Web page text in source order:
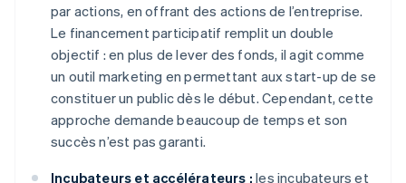
par actions, en offrant des actions de l’entreprise.
Le financement participatif remplit un double
objectif : en plus de lever des fonds, il agit comme
un outil marketing en permettant aux start-up de se
constituer un public dès le début. Cependant, cette
approche demande beaucoup de temps et son
succès n’est pas garanti.
Incubateurs et accélérateurs : les incubateurs et